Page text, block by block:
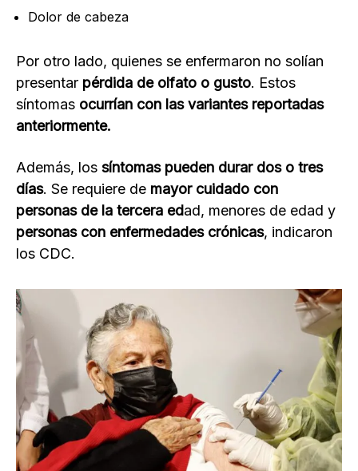
Dolor de cabeza
Por otro lado, quienes se enfermaron no solían
presentar pérdida de olfato o gusto. Estos
síntomas ocurrían con las variantes reportadas
anteriormente.
Además, los síntomas pueden durar dos o tres
días. Se requiere de mayor cuidado con
personas de la tercera edad, menores de edad y
personas con enfermedades crónicas, indicaron
los CDC.